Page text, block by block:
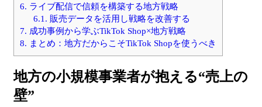
6. ライブ配信で信頼を構築する地方戦略
6.1. 販売データを活用し戦略を改善する
7. 成功事例から学ぶTikTok Shop×地方戦略
8. まとめ：地方だからこそTikTok Shopを使うべき
地方の小規模事業者が抱える“売上の
壁”